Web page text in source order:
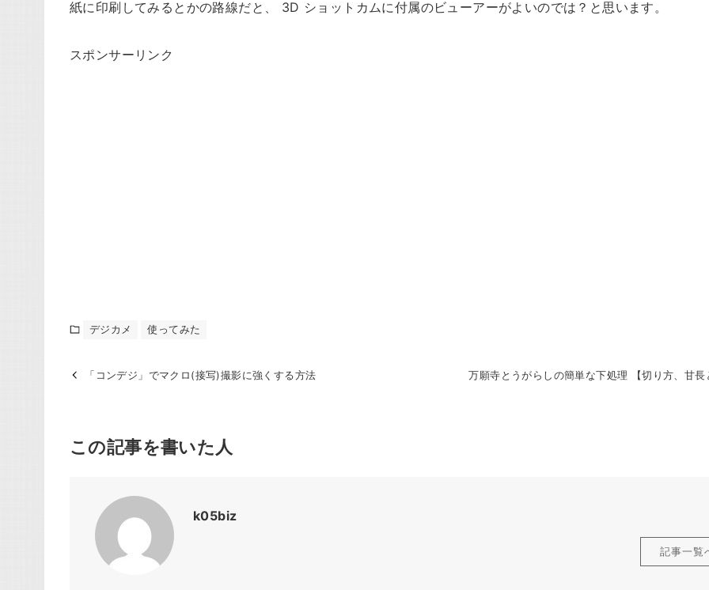
紙に印刷してみるとかの路線だと、 3D ショットカムに付属のビューアーがよいのでは？と思います。
スポンサーリンク
デジカメ 使ってみた
「コンデジ」でマクロ(接写)撮影に強くする方法 万願寺とうがらしの簡単な下処理 【切り方、甘長
この記事を書いた人
k05biz
記事一覧